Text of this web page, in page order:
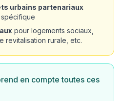
urbains partenariaux
pour logements sociaux,
revitalisation rurale, etc.
en compte toutes ces